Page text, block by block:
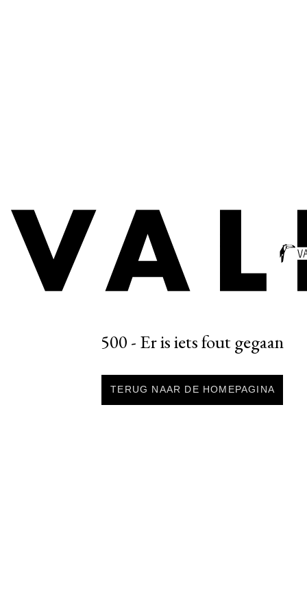
500 - Er is iets fout gegaan
TERUG NAAR DE HOMEPAGINA